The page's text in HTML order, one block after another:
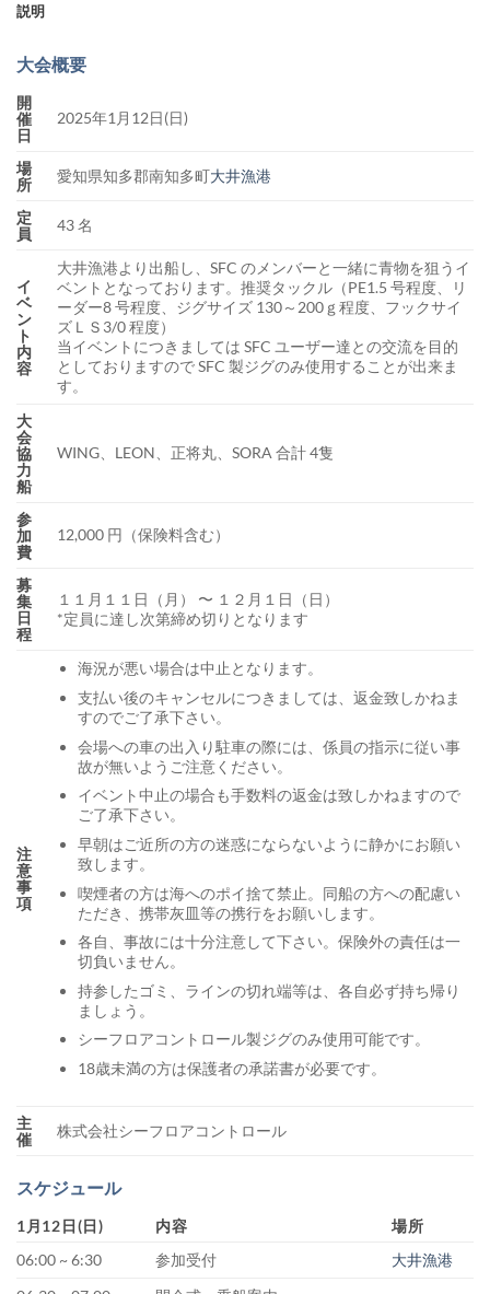
説明
大会概要
開
催
日
2025年1月12日(日)
場
所
愛知県知多郡南知多町大井漁港
定
員
43 名
イ
ベ
ン
ト
内
容
大井漁港より出船し、SFC のメンバーと一緒に青物を狙うイ
ベントとなっております。推奨タックル（PE1.5 号程度、リ
ーダー8 号程度、ジグサイズ 130～200ｇ程度、フックサイ
ズＬＳ3/0 程度）
当イベントにつきましては SFC ユーザー達との交流を目的
としておりますので SFC 製ジグのみ使用することが出来ま
す。
大
会
協
力
船
WING、LEON、正将丸、SORA 合計 4隻
参
加
費
12,000 円（保険料含む）
募
集
日
程
１１月１１日（月） 〜 １２月１日（日）
*定員に達し次第締め切りとなります
注
意
事
項
海況が悪い場合は中止となります。
支払い後のキャンセルにつきましては、返金致しかねま
すのでご了承下さい。
会場への車の出入り駐車の際には、係員の指示に従い事
故が無いようご注意ください。
イベント中止の場合も手数料の返金は致しかねますので
ご了承下さい。
早朝はご近所の方の迷惑にならないように静かにお願い
致します。
喫煙者の方は海へのポイ捨て禁止。同船の方への配慮い
ただき、携帯灰皿等の携行をお願いします。
各自、事故には十分注意して下さい。保険外の責任は一
切負いません。
持参したゴミ、ラインの切れ端等は、各自必ず持ち帰り
ましょう。
シーフロアコントロール製ジグのみ使用可能です。
18歳未満の方は保護者の承諾書が必要です。
主
催
株式会社シーフロアコントロール
スケジュール
1月12日(日) 内容
場所
06:00 ~ 6:30
参加受付
大井漁港